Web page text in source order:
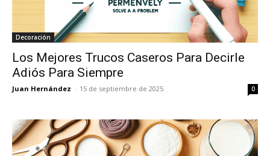
Decoración
Los Mejores Trucos Caseros Para Decirle
Adiós Para Siempre
Juan Hernández - 15 de septiembre de 2025 0